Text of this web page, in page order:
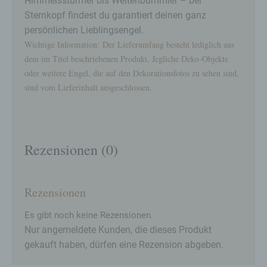
Sternkopf findest du garantiert deinen ganz
persönlichen Lieblingsengel.
Wichtige Information: Der Lieferumfang besteht lediglich aus
dem im Titel beschriebenen Produkt. Jegliche Deko-Objekte
oder weitere Engel, die auf den Dekorationsfotos zu sehen sind,
sind vom Lieferinhalt ausgeschlossen.
Rezensionen (0)
Rezensionen
Es gibt noch keine Rezensionen.
Nur angemeldete Kunden, die dieses Produkt
gekauft haben, dürfen eine Rezension abgeben.
Verarbeitung Verantwortlichen verarbeitet werden.
c) Verarbeitung
automatisierter Verfahren ausgeführte Vorgang
oder jede solche Vorgangsreihe im
Zusammenhang mit personenbezogenen Daten
wie das Erheben, das Erfassen, die Organisation,
Bereitstellung, den Abgleich oder die Verknüpfung,
die Einschränkung, das Löschen oder die
d) Einschränkung der Verarbeitung
gespeicherter personenbezogener Daten mit dem
Ziel, ihre künftige Verarbeitung einzuschränken.
e) Profiling